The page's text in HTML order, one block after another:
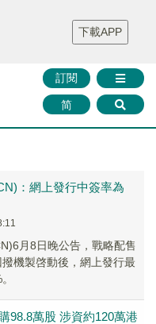
財華證券 媒體矩陣
智庫沙龍
聯絡我們
訂閱
简
下載APP
：網上發行中簽率為
月8日晚公告，戰略配售
機製啓動後，網上發行最
98.8萬股 涉資約120萬港